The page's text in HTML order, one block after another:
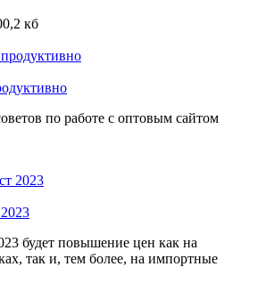
кб
по работе с оптовым сайтом
будет повышение цен как на
так и, тем более, на импортные